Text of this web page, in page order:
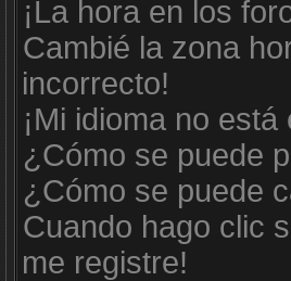
¡La hora en los
Cambié la zona
incorrecto!
¡Mi idioma no está
¿Cómo se puede
¿Cómo se puede
Cuando hago clic
me registre!